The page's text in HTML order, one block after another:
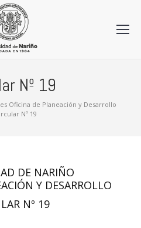
Nº 19
Oficina de Planeación y Desarrollo
Nº 19
DE NARIÑO
Y DESARROLLO
Nº 19